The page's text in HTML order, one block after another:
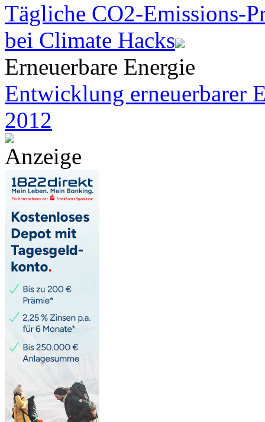
Tägliche CO2-Emissions-
bei Climate Hacks
Erneuerbare Energie
Entwicklung erneuerbarer
2012
Anzeige